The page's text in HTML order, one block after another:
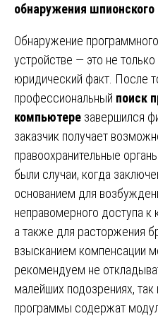
обнаружения
Обнаружение
устройстве — это не
юридический факт. После
профессиональный поиск
компьютере завершился
заказчик получает
правоохранительные
были случаи, когда
основанием для
неправомерного доступа
а также для расторжения
взысканием компенсации
рекомендуем не
малейших подозрениях,
программы содержат